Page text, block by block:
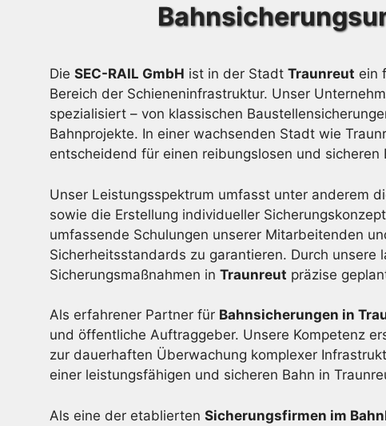
Die SEC-RAIL GmbH ist in der Stadt Traunreut ein
Bereich der Schieneninfrastruktur. Unser
spezialisiert – von klassischen
Bahnprojekte. In einer wachsenden Stadt wie
entscheidend für einen reibungslosen und sicheren
Unser Leistungsspektrum umfasst unter anderem
sowie die Erstellung individueller
umfassende Schulungen unserer Mitarbeitenden
Sicherheitsstandards zu garantieren. Durch
Sicherungsmaßnahmen in Traunreut präzise
Als erfahrener Partner für Bahnsicherungen in
und öffentliche Auftraggeber. Unsere Kompetenz
zur dauerhaften Überwachung komplexer
einer leistungsfähigen und sicheren Bahn in
Als eine der etablierten Sicherungsfirmen im